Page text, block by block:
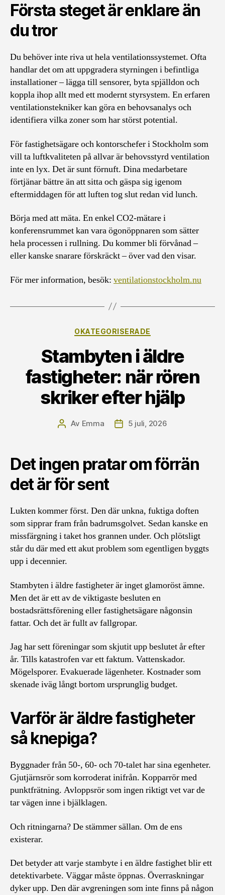
Första steget är enklare än
du tror
Du behöver inte riva ut hela ventilationssystemet. Ofta
handlar det om att uppgradera styrningen i befintliga
installationer – lägga till sensorer, byta spjälldon och
koppla ihop allt med ett modernt styrsystem. En erfaren
ventilationstekniker kan göra en behovsanalys och
identifiera vilka zoner som har störst potential.
För fastighetsägare och kontorschefer i Stockholm som
vill ta luftkvaliteten på allvar är behovsstyrd ventilation
inte en lyx. Det är sunt förnuft. Dina medarbetare
förtjänar bättre än att sitta och gäspa sig igenom
eftermiddagen för att luften tog slut redan vid lunch.
Börja med att mäta. En enkel CO2-mätare i
konferensrummet kan vara ögonöppnaren som sätter
hela processen i rullning. Du kommer bli förvånad –
eller kanske snarare förskräckt – över vad den visar.
För mer information, besök: ventilationstockholm.nu
Kategorier
OKATEGORISERADE
Stambyten i äldre
fastigheter: när rören
skriker efter hjälp
Inläggsförfattare
Av Emma Inläggsdatum
5 juli, 2026
Det ingen pratar om förrän
det är för sent
Lukten kommer först. Den där unkna, fuktiga doften
som sipprar fram från badrumsgolvet. Sedan kanske en
missfärgning i taket hos grannen under. Och plötsligt
står du där med ett akut problem som egentligen byggts
upp i decennier.
Stambyten i äldre fastigheter är inget glamoröst ämne.
Men det är ett av de viktigaste besluten en
bostadsrättsförening eller fastighetsägare någonsin
fattar. Och det är fullt av fallgropar.
Jag har sett föreningar som skjutit upp beslutet år efter
år. Tills katastrofen var ett faktum. Vattenskador.
Mögelsporer. Evakuerade lägenheter. Kostnader som
skenade iväg långt bortom ursprunglig budget.
Varför är äldre fastigheter
så knepiga?
Byggnader från 50-, 60- och 70-talet har sina egenheter.
Gjutjärnsrör som korroderat inifrån. Kopparrör med
punktfrätning. Avloppsrör som ingen riktigt vet var de
tar vägen inne i bjälklagen.
Och ritningarna? De stämmer sällan. Om de ens
existerar.
Det betyder att varje stambyte i en äldre fastighet blir ett
detektivarbete. Väggar måste öppnas. Överraskningar
dyker upp. Den där avgreningen som inte finns på någon